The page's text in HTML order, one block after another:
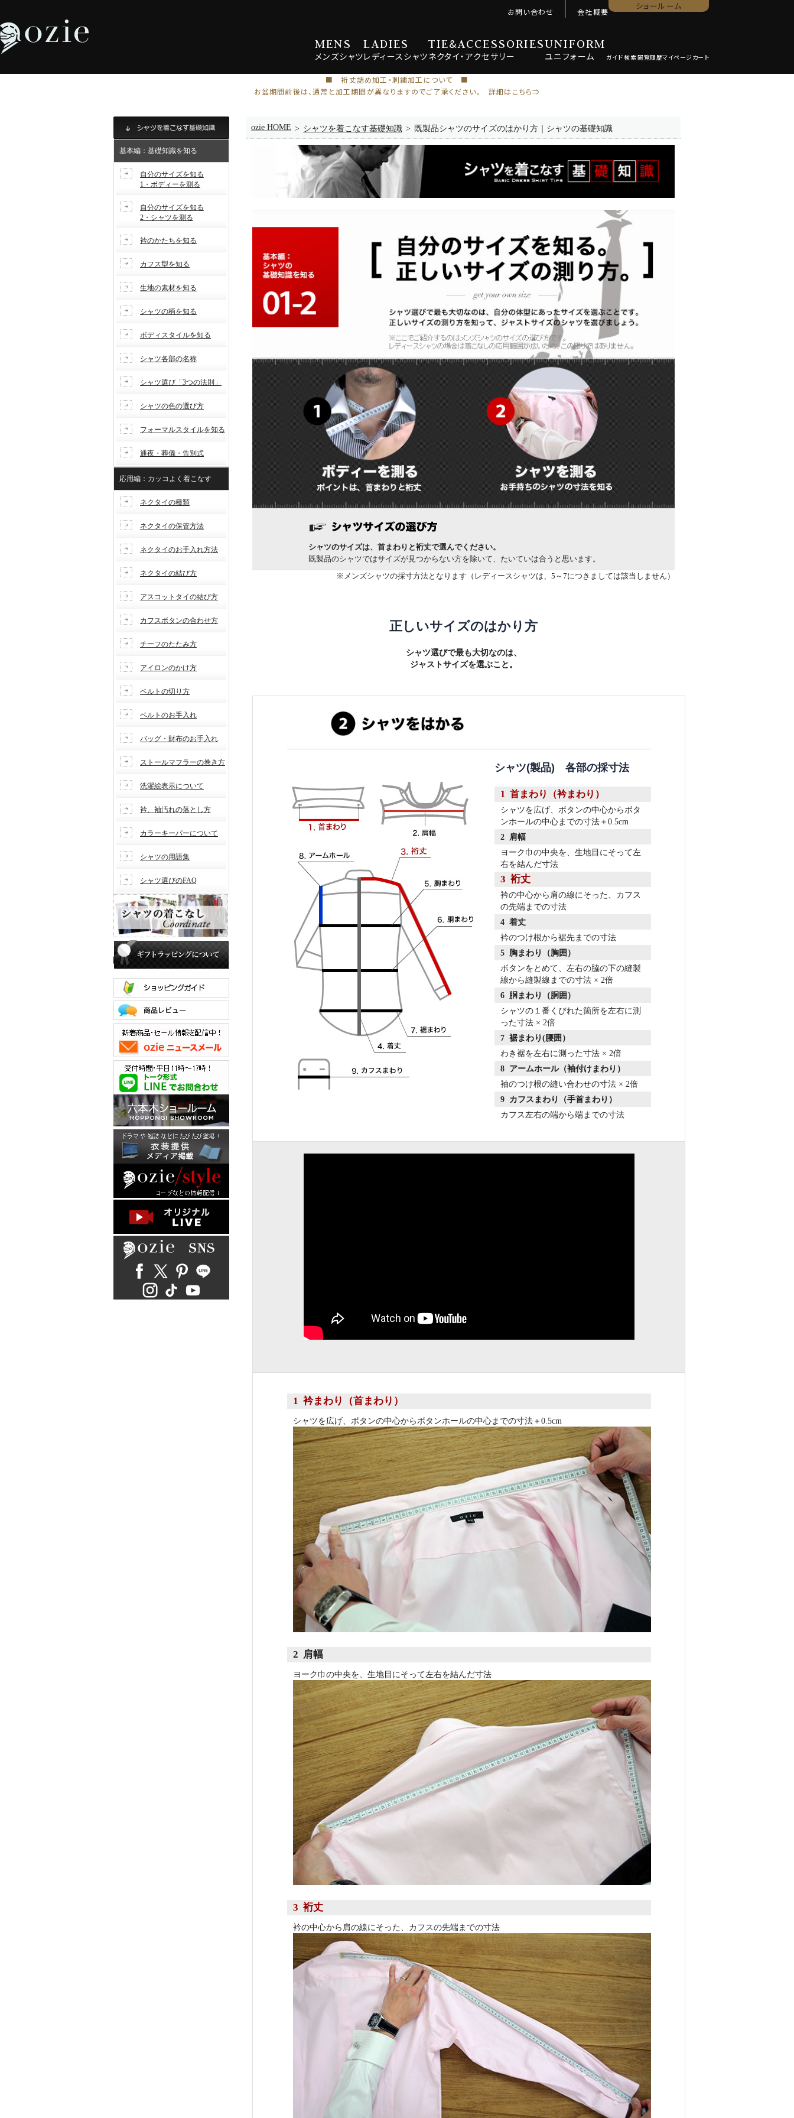
MENS
メンズシャツ
LADIES
レディースシャツ
TIE&ACCESSORIES
ネクタイ・ アクセサリー
UNIFORM
ユニフォーム
お問い合わせ 会社概要
ショールーム
■ 裄丈詰め加工・刺繍加工について ■
お盆期間前後は、通常と加工期間が異なりますのでご了承ください。 詳細はこちら⇒
基本編：基礎知識を知る
自分のサイズを知る
1・ボディーを測る
自分のサイズを知る
2・シャツを測る
衿のかたちを知る
カフス型を知る
生地の素材を知る
シャツの柄を知る
ボディスタイルを知る
シャツ各部の名称
シャツ選び「3つの法則」
シャツの色の選び方
フォーマルスタイルを知る
通夜・葬儀・告別式
応用編：カッコよく着こなす
ネクタイの種類
ネクタイの保管方法
ネクタイのお手入れ方法
ネクタイの結び方
アスコットタイの結び方
カフスボタンの合わせ方
チーフのたたみ方
アイロンのかけ方
ベルトの切り方
ベルトのお手入れ
バッグ・財布のお手入れ
ストールマフラーの巻き方
洗濯絵表示について
衿、袖汚れの落とし方
カラーキーパーについて
シャツの用語集
シャツ選びのFAQ
ozie HOME シャツを着こなす基礎知識 既製品シャツのサイズのはかり方｜シャツの基礎知識
シャツのサイズは、首まわりと裄丈で選んでください。
既製品のシャツではサイズが見つからない方を除いて、たいていは合うと思います。
※メンズシャツの採寸方法となります（レディースシャツは、5～7につきましては該当しません）
正しいサイズのはかり方
シャツ選びで最も大切なのは、
ジャストサイズを選ぶこと。
シャツ(製品) 各部の採寸法
1 首まわり（衿まわり）
シャツを広げ、ボタンの中心からボタ
ンホールの中心までの寸法＋0.5cm
2 肩幅
ヨーク巾の中央を、生地目にそって左
右を結んだ寸法
3 裄丈
衿の中心から肩の線にそった、カフス
の先端までの寸法
4 着丈
衿のつけ根から裾先までの寸法
5 胸まわり（胸囲）
ボタンをとめて、左右の脇の下の縫製
線から縫製線までの寸法 × 2倍
6 胴まわり（胴囲）
シャツの１番くびれた箇所を左右に測
った寸法 × 2倍
7 裾まわり(腰囲）
わき裾を左右に測った寸法 × 2倍
8 アームホール（袖付けまわり）
袖のつけ根の縫い合わせの寸法 × 2倍
9 カフスまわり（手首まわり）
カフス左右の端から端までの寸法
1 衿まわり（首まわり）
シャツを広げ、ボタンの中心からボタンホールの中心までの寸法＋0.5cm
2 肩幅
ヨーク巾の中央を、生地目にそって左右を結んだ寸法
3 裄丈
衿の中心から肩の線にそった、カフスの先端までの寸法